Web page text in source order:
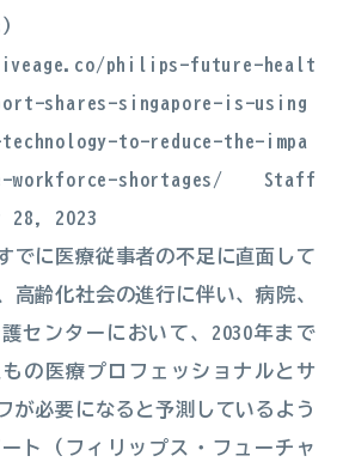
philips-future-healt
shares-singapore-is-using
to-reduce-the-impa
shortages/
Staff
28, 2023
でに医療従事者の不足に直面して
高齢化社会の進行に伴い、病院、
センターにおいて、2030年まで
の医療プロフェッショナルとサ
が必要になると予測しているよう
ト（フィリップス・フューチャ